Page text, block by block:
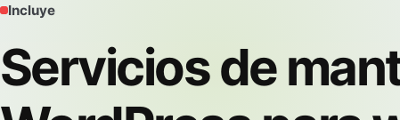
Incluye
Servicios de